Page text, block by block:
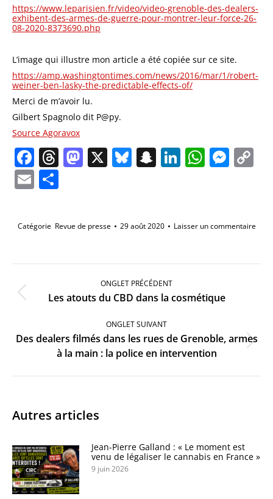
https://www.leparisien.fr/video/video-grenoble-des-dealers-
exhibent-des-armes-de-guerre-pour-montrer-leur-force-26-
08-2020-8373690.php
L’image qui illustre mon article a été copiée sur ce site.
https://amp.washingtontimes.com/news/2016/mar/1/robert-
weiner-ben-lasky-the-predictable-effects-of/
Merci de m’avoir lu.
Gilbert Spagnolo dit P@py.
Source Agoravox
Facebook
Threads
Mastodon
X Bluesky
Snapchat
LinkedIn
Email
Catégorie Revue de presse 29 août 2020 Laisser un commentaire
Navigation
commentaire
ONGLET PRÉCÉDENT
Onglet
Les atouts du CBD dans la cosmétique
ONGLET SUIVANT
Onglet
suivant
Des dealers filmés dans les rues de Grenoble, armes
à la main : la police en intervention
Autres articles
Jean-Pierre Galland : « Le moment est
venu de légaliser le cannabis en France »
9 juin 2026